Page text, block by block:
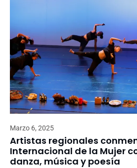
Marzo 6, 2025
Artistas regionales
Internacional de la Mujer
danza, música y poesía